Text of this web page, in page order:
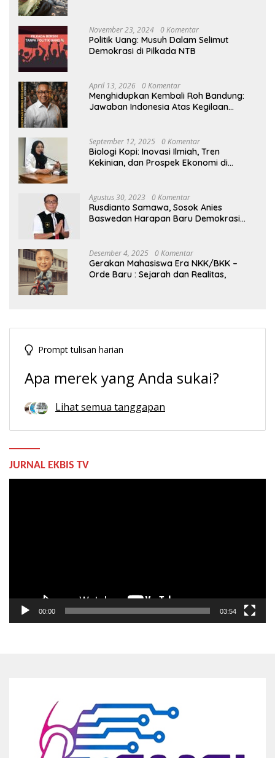
November 23, 2024 0 Komentar
Politik Uang: Musuh Dalam Selimut
Demokrasi di Pilkada NTB
April 13, 2026 0 Komentar
Menghidupkan Kembali Roh Bandung:
Jawaban Indonesia Atas Kegilaan
September 12, 2025 0 Komentar
Biologi Kopi: Inovasi Ilmiah, Tren
Kekinian, dan Prospek Ekonomi di
Agustus 30, 2023 0 Komentar
Rusdianto Samawa, Sosok Anies
Baswedan Harapan Baru Demokrasi
Desember 4, 2025 0 Komentar
Gerakan Mahasiswa Era NKK/BKK –
Orde Baru : Sejarah dan Realitas,
Prompt tulisan harian
Apa merek yang Anda sukai?
Lihat semua tanggapan
JURNAL EKBIS TV
00:00 03:54